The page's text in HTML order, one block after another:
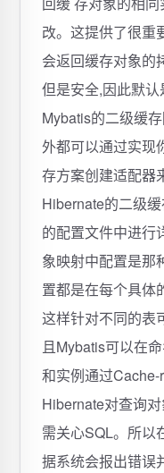
改。这提供了很重
会返回缓存对象的
但是安全,因此默
Mybatis的二级缓
外都可以通过实现
存方案创建适配器
Hibernate的二级
的配置文件中进行
象映射中配置是那
置都是在每个具体
这样针对不同的表
且Mybatis可以在
和实例通过
Hibernate对查询
需关心SQL。所以
据系统会报出错误